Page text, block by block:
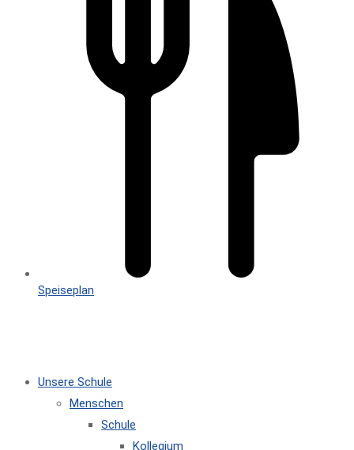
Speiseplan
Unsere Schule
Menschen
Schule
Kollegium